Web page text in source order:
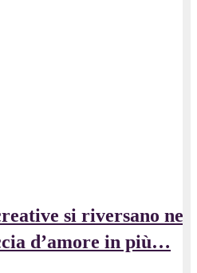
si riversano nel
d’amore in più…